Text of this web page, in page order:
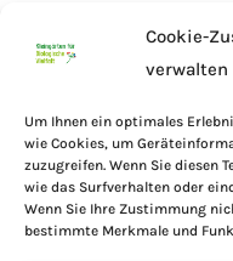
Cookie-
verwalten
Um Ihnen ein optimales
wie Cookies, um
zuzugreifen. Wenn Sie diesen
wie das Surfverhalten oder
Wenn Sie Ihre Zustimmung
bestimmte Merkmale und
für Umwelt,
Sicherheit.